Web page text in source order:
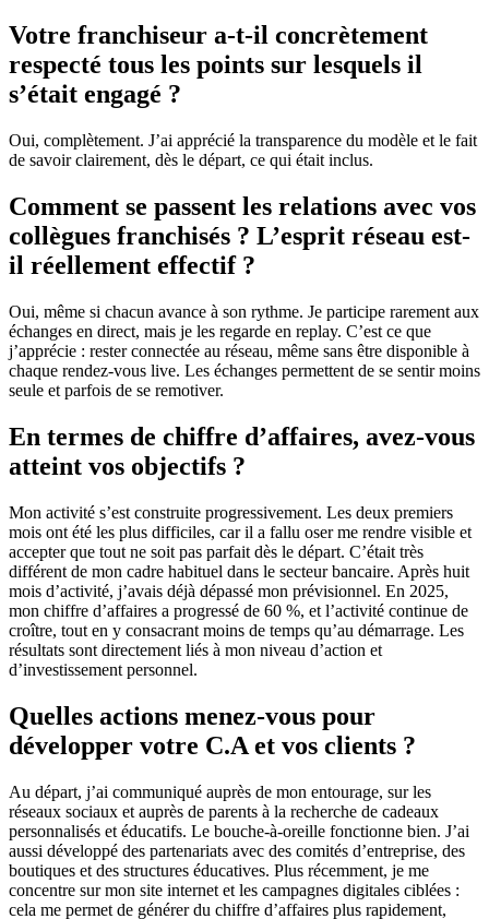
Votre franchiseur a-t-il concrètement
respecté tous les points sur lesquels il
s’était engagé ?
Oui, complètement. J’ai apprécié la transparence du modèle et le fait
de savoir clairement, dès le départ, ce qui était inclus.
Comment se passent les relations avec vos
collègues franchisés ? L’esprit réseau est-
il réellement effectif ?
Oui, même si chacun avance à son rythme. Je participe rarement aux
échanges en direct, mais je les regarde en replay. C’est ce que
j’apprécie : rester connectée au réseau, même sans être disponible à
chaque rendez-vous live. Les échanges permettent de se sentir moins
seule et parfois de se remotiver.
En termes de chiffre d’affaires, avez-vous
atteint vos objectifs ?
Mon activité s’est construite progressivement. Les deux premiers
mois ont été les plus difficiles, car il a fallu oser me rendre visible et
accepter que tout ne soit pas parfait dès le départ. C’était très
différent de mon cadre habituel dans le secteur bancaire. Après huit
mois d’activité, j’avais déjà dépassé mon prévisionnel. En 2025,
mon chiffre d’affaires a progressé de 60 %, et l’activité continue de
croître, tout en y consacrant moins de temps qu’au démarrage. Les
résultats sont directement liés à mon niveau d’action et
d’investissement personnel.
Quelles actions menez-vous pour
développer votre C.A et vos clients ?
Au départ, j’ai communiqué auprès de mon entourage, sur les
réseaux sociaux et auprès de parents à la recherche de cadeaux
personnalisés et éducatifs. Le bouche-à-oreille fonctionne bien. J’ai
aussi développé des partenariats avec des comités d’entreprise, des
boutiques et des structures éducatives. Plus récemment, je me
concentre sur mon site internet et les campagnes digitales ciblées :
cela me permet de générer du chiffre d’affaires plus rapidement,